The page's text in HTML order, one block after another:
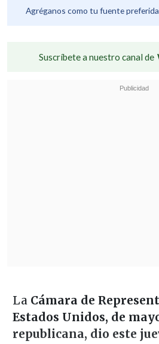
Agréganos como tu fuente
Suscríbete a nuestro canal de
La Cámara de
Estados Unidos, de
republicana, dio este